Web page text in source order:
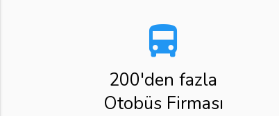
directions_bus
200'den fazla
Otobüs Firması